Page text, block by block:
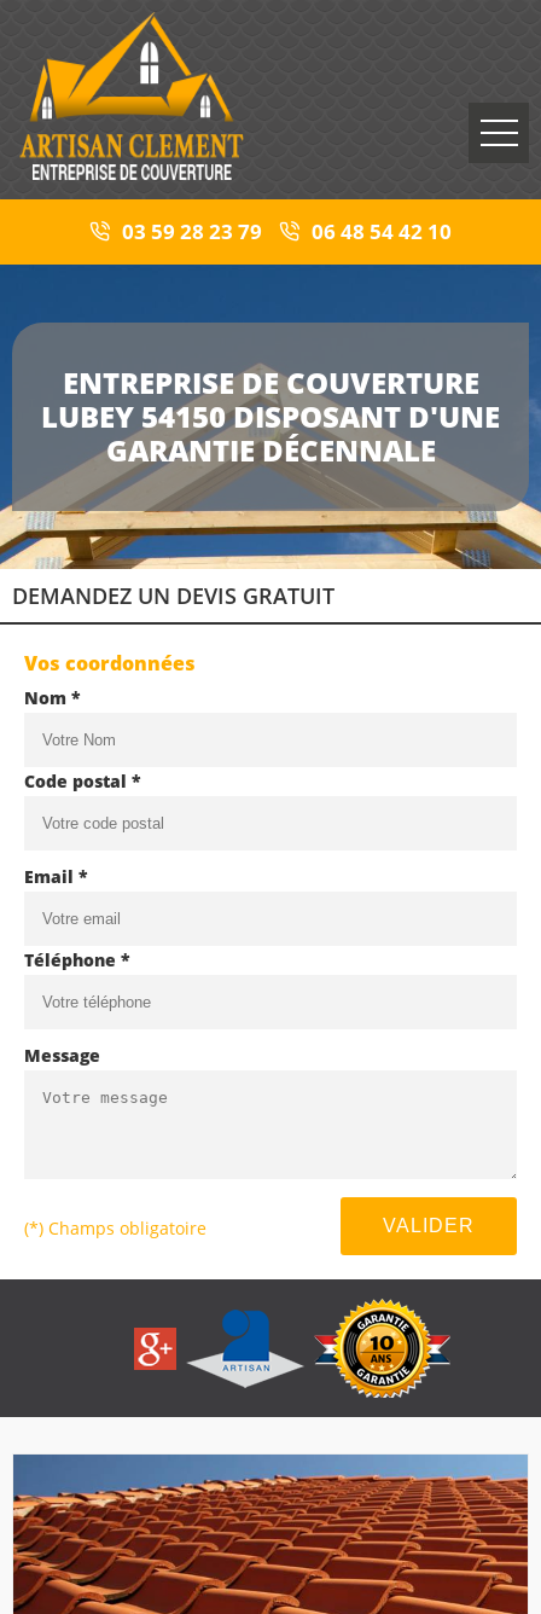
03 59 28 23 79 06 48 54 42 10
ENTREPRISE DE COUVERTURE
LUBEY 54150 DISPOSANT D'UNE
GARANTIE DÉCENNALE
DEMANDEZ UN DEVIS GRATUIT
Vos coordonnées
Nom *
Code postal *
Email *
Téléphone *
Message
(*) Champs obligatoire